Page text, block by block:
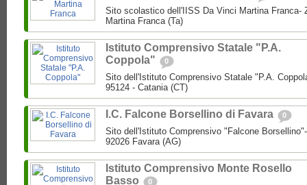
Sito scolastico dell'IISS Da Vinci Martina Franca-
Martina Franca (Ta)
Istituto Comprensivo Statale "P.A.
Coppola"
0
Sito dell'Istituto Comprensivo Statale "P.A.
95124 - Catania (CT)
I.C. Falcone Borsellino di Favara 0
Sito dell'Istituto Comprensivo "Falcone
92026 Favara (AG)
Istituto Comprensivo Monte Rosello
Basso
0